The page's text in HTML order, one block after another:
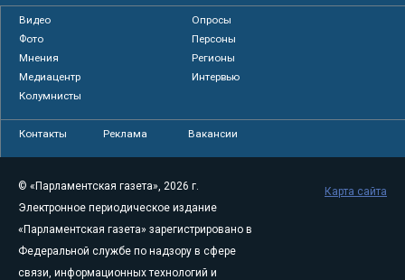
Видео
Опросы
Фото
Персоны
Мнения
Регионы
Медиацентр
Интервью
Колумнисты
Контакты Реклама Вакансии
© «Парламентская газета», 2026 г.
Электронное периодическое издание
«Парламентская газета» зарегистрировано в
Федеральной службе по надзору в сфере
связи, информационных технологий и
Карта сайта